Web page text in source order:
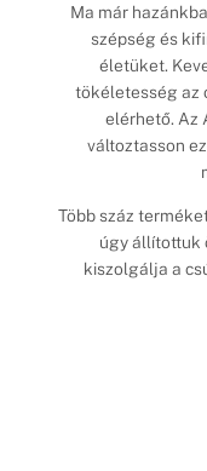
Ma már
szépség és
életüket.
tökéletesség az
elérhető. Az
változtasson
Több száz
úgy állítottuk
kiszolgálja a